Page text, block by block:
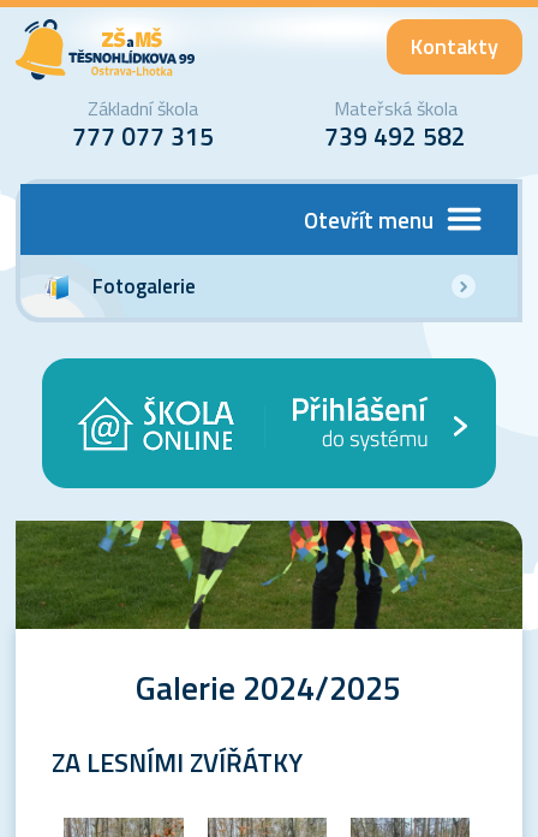
Kontakty
Základní škola
777 077 315
Mateřská škola
739 492 582
Otevřít menu
Fotogalerie
Galerie 2024/2025
ZA LESNÍMI ZVÍŘÁTKY